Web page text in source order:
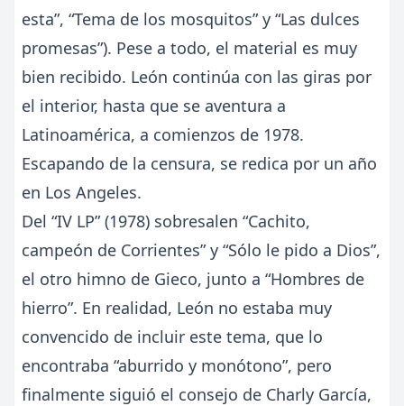
esta”, “Tema de los mosquitos” y “Las dulces
promesas”). Pese a todo, el material es muy
bien recibido. León continúa con las giras por
el interior, hasta que se aventura a
Latinoamérica, a comienzos de 1978.
Escapando de la censura, se redica por un año
en Los Angeles.
Del “IV LP” (1978) sobresalen “Cachito,
campeón de Corrientes” y “Sólo le pido a Dios”,
el otro himno de Gieco, junto a “Hombres de
hierro”. En realidad, León no estaba muy
convencido de incluir este tema, que lo
encontraba “aburrido y monótono”, pero
finalmente siguió el consejo de Charly García,